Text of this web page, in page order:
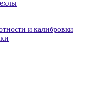
и калибровки